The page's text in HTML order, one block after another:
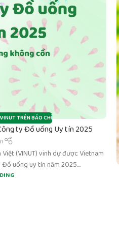
VINUT TRÊN BÁO CHÍ
ty Đồ uống Uy tín 2025
(VINUT) vinh dự được Vietnam
uống uy tín năm 2025....